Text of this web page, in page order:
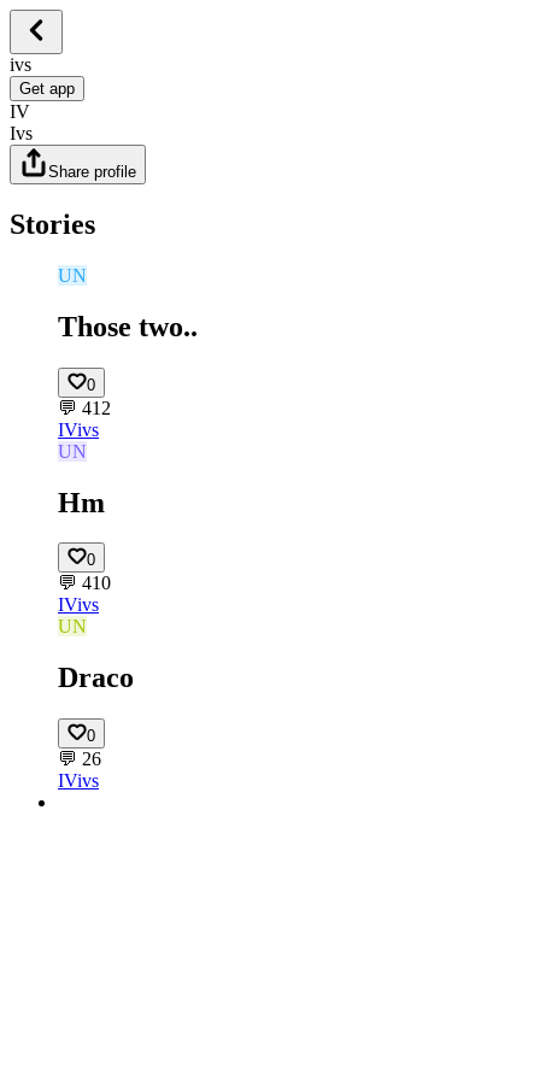
ivs
Get app
IV
Ivs
Share profile
Stories
UN
Those two..
0
💬 412
IVivs
UN
Hm
0
💬 410
IVivs
UN
Draco
0
💬 26
IVivs